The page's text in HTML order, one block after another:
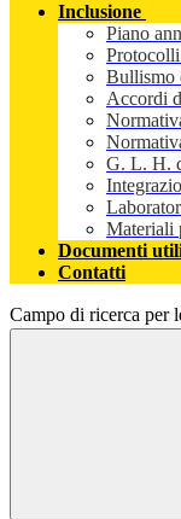
Inclusione
Piano
Bullismo
Accordi
G. L. H.
Materiali
Documenti
Contatti
Campo di ricerca per